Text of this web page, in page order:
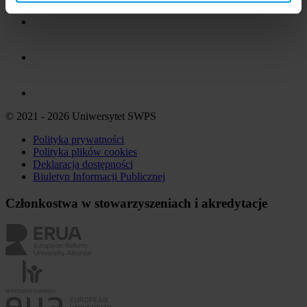
© 2021 - 2026 Uniwersytet SWPS
Polityka prywatności
Polityka plików cookies
Deklaracja dostępności
Biuletyn Informacji Publicznej
Członkostwa w stowarzyszeniach i akredytacje